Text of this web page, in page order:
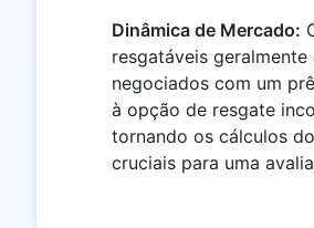
Dinâmica de Mercado:
resgatáveis geralmente
negociados com um
à opção de resgate
tornando os cálculos
cruciais para uma